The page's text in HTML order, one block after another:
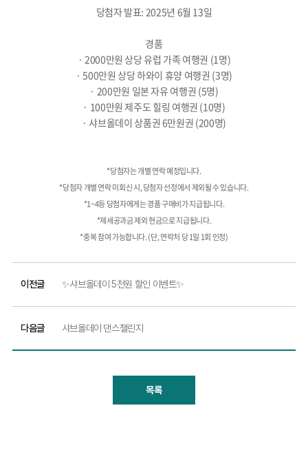
당첨자 발표: 2025년 6월 13일
경품
· 2000만원 상당 유럽 가족 여행권 (1명)
· 500만원 상당 하와이 휴양 여행권 (3명)
· 200만원 일본 자유 여행권 (5명)
· 100만원 제주도 힐링 여행권 (10명)
· 샤브올데이 상품권 6만원권 (200명)
*당첨자는 개별 연락 예정입니다.
*당첨자 개별 연락 미회신 시, 당첨자 선정에서 제외될 수 있습니다.
*1~4등 당첨자에게는 경품 구매비가 지급됩니다.
*제세공과금 제외 현금으로 지급됩니다.
*중복 참여 가능합니다. (단, 연락처 당 1일 1회 인정)
이전글 ✨샤브올데이 5천원 할인 이벤트✨
다음글 샤브올데이 댄스챌린지
목록